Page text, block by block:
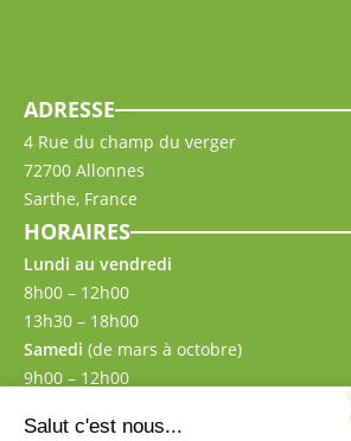
ADRESSE
4 Rue du champ du verger
72700 Allonnes
Sarthe, France
HORAIRES
Lundi au vendredi
8h00 – 12h00
13h30 – 18h00
Samedi (de mars à octobre)
9h00 – 12h00